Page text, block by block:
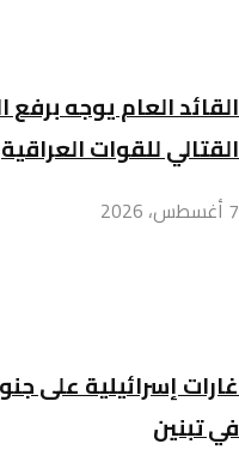
القائد العام يوجه برفع
القتالي للقوات العراقية
7 أغسطس، 2026
في تبنين